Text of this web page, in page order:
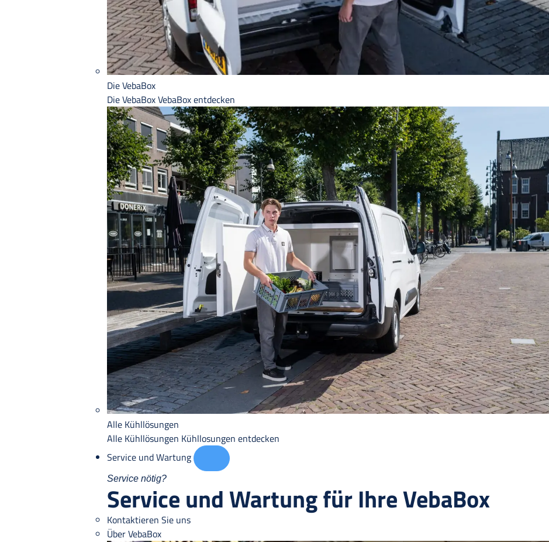
Die VebaBox
Die VebaBoxVebaBox entdecken
Alle Kühllösungen
Alle Kühllösungen Kühllosungen entdecken
Service und Wartung
Service nötig?
Service und Wartung für Ihre VebaBox
Kontaktieren Sie uns
Über VebaBox